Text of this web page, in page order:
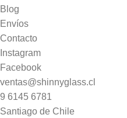
Blog
Envíos
Contacto
Instagram
Facebook
ventas@shinnyglass.cl
9 6145 6781
Santiago de Chile